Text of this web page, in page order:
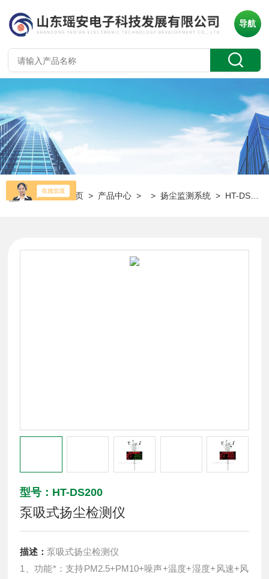
导航
当前位置：首页 > 产品中心 > >扬尘监测系统 > HT-DS200泵吸式扬尘检测仪
型号：HT-DS200
泵吸式扬尘检测仪
描述：泵吸式扬尘检测仪
1、功能*：支持PM2.5+PM10+噪声+温度+湿度+风速+风